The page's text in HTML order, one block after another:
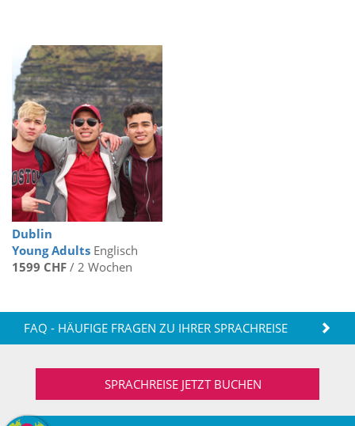
Dublin
Young Adults Englisch
1599 CHF / 2 Wochen
FAQ - HÄUFIGE FRAGEN ZU IHRER SPRACHREISE
SPRACHREISE JETZT BUCHEN